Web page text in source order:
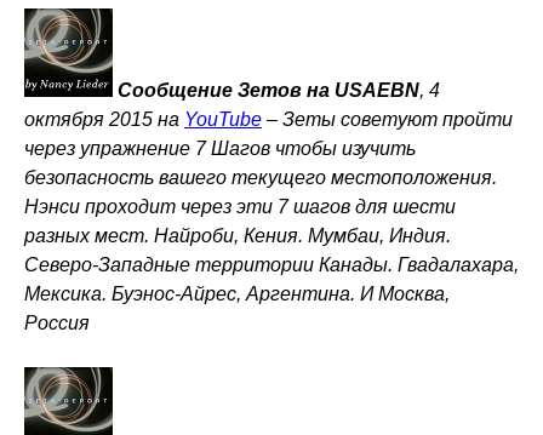
Сообщение Зетов на USAEBN, 4
октября 2015 на YouTube – Зеты советуют пройти
через упражнение 7 Шагов чтобы изучить
безопасность вашего текущего местоположения.
Нэнси проходит через эти 7 шагов для шести
разных мест. Найроби, Кения. Мумбаи, Индия.
Северо-Западные территории Канады. Гвадалахара,
Мексика. Буэнос-Айрес, Аргентина. И Москва,
Россия